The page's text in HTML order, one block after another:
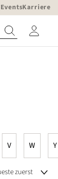
EventsKarriere
V W Y